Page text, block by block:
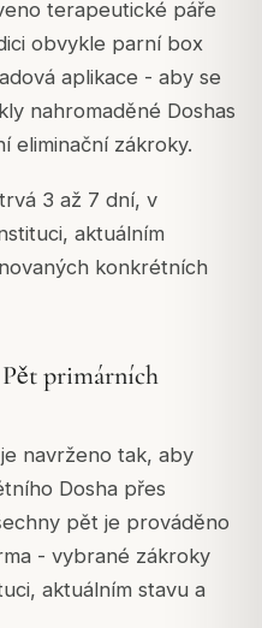
terapeutické páře
obvykle parní box
aplikace - aby se
nahromaděné Doshas
eliminační zákroky.
3 až 7 dní, v
aktuálním
konkrétních
Pět primárních
navrženo tak, aby
Dosha přes
pět je prováděno
- vybrané zákroky
aktuálním stavu a